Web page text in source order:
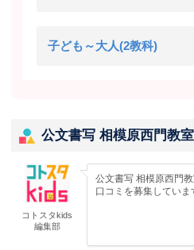
子ども～大人(2教科)
公文書写 相模原西門教
コトスタkids
編集部
公文書写 相模原西門
口コミを募集していま